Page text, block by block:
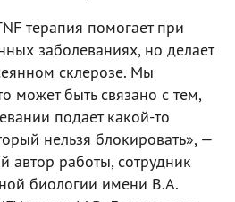
терапия помогает при
заболеваниях, но делает
склерозе. Мы
может быть связано с тем,
подает какой-то
нельзя блокировать», —
автор работы, сотрудник
биологии имени В.А.